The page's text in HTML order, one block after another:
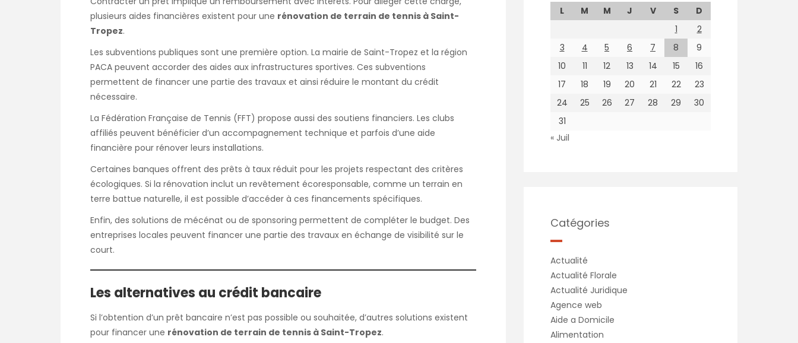
plusieurs aides financières existent pour une rénovation de terrain de tennis à Saint-
Tropez.
Les subventions publiques sont une première option. La mairie de Saint-Tropez et la région
PACA peuvent accorder des aides aux infrastructures sportives. Ces subventions
permettent de financer une partie des travaux et ainsi réduire le montant du crédit
nécessaire.
La Fédération Française de Tennis (FFT) propose aussi des soutiens financiers. Les clubs
affiliés peuvent bénéficier d’un accompagnement technique et parfois d’une aide
financière pour rénover leurs installations.
Certaines banques offrent des prêts à taux réduit pour les projets respectant des critères
écologiques. Si la rénovation inclut un revêtement écoresponsable, comme un terrain en
terre battue naturelle, il est possible d’accéder à ces financements spécifiques.
Enfin, des solutions de mécénat ou de sponsoring permettent de compléter le budget. Des
entreprises locales peuvent financer une partie des travaux en échange de visibilité sur le
court.
Les alternatives au crédit bancaire
Si l’obtention d’un prêt bancaire n’est pas possible ou souhaitée, d’autres solutions existent
pour financer une rénovation de terrain de tennis à Saint-Tropez.
L M M J V S
D
1
2
3
4 5 6 7 8
9
10
11 12 13 14 15
16
17
18 19 20 21 22
23
24
25 26 27 28 29
30
31
« Juil
Catégories
Actualité
Actualité Florale
Actualité Juridique
Agence web
Aide a Domicile
Alimentation